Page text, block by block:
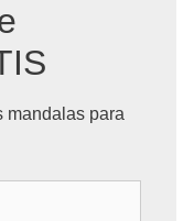
mandalas para